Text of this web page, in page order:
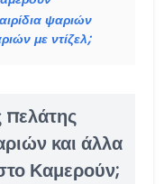
ψαριών
με ντίζελ;
πελάτης
και άλλα
Καμερούν;